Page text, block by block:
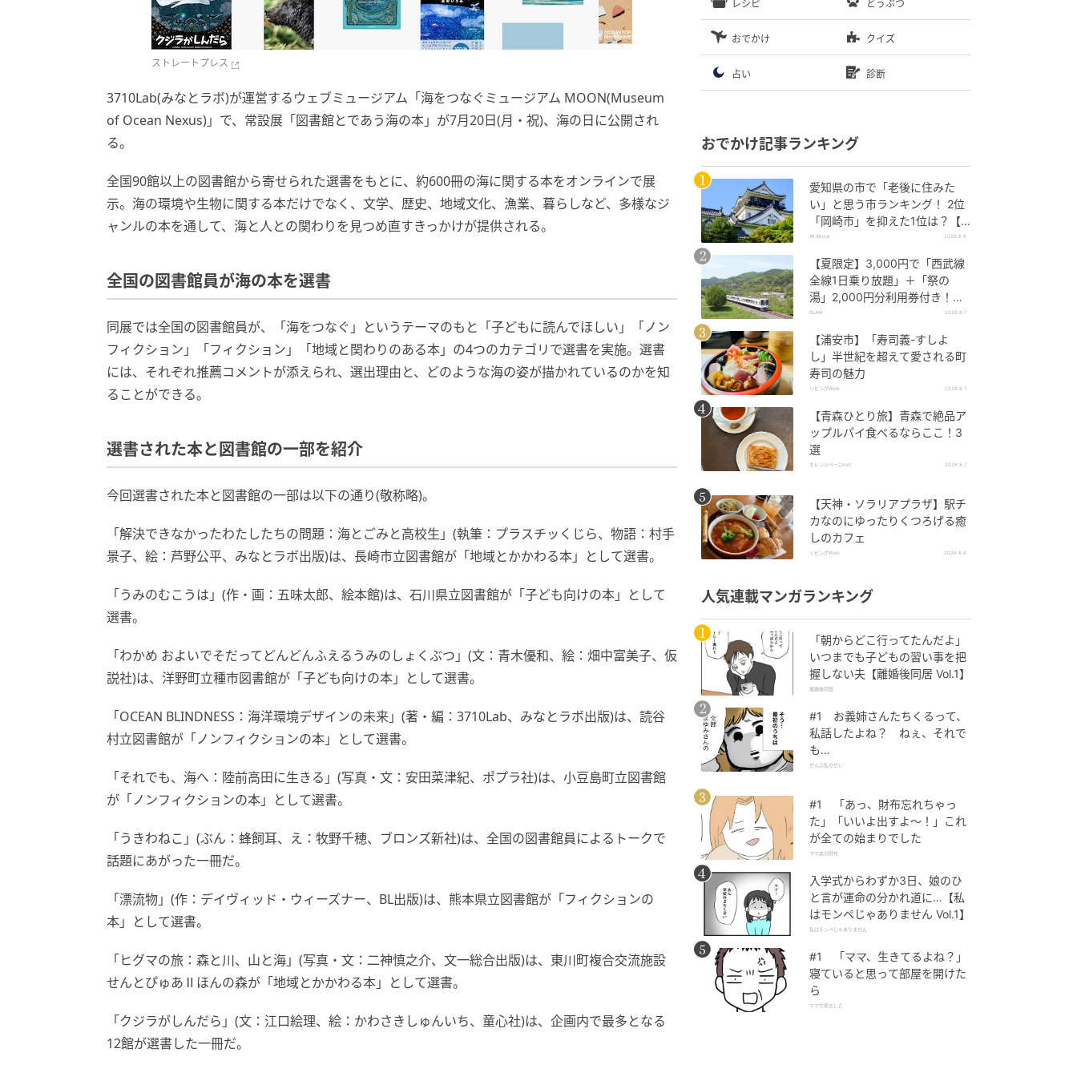
ストレートプレス
3710Lab(みなとラボ)が運営するウェブミュージアム「海をつなぐミュージアム MOON(Museum
of Ocean Nexus)」で、常設展「図書館とであう海の本」が7月20日(月・祝)、海の日に公開され
る。
全国90館以上の図書館から寄せられた選書をもとに、約600冊の海に関する本をオンラインで展
示。海の環境や生物に関する本だけでなく、文学、歴史、地域文化、漁業、暮らしなど、多様なジ
ャンルの本を通して、海と人との関わりを見つめ直すきっかけが提供される。
全国の図書館員が海の本を選書
同展では全国の図書館員が、「海をつなぐ」というテーマのもと「子どもに読んでほしい」「ノン
フィクション」「フィクション」「地域と関わりのある本」の4つのカテゴリで選書を実施。選書
には、それぞれ推薦コメントが添えられ、選出理由と、どのような海の姿が描かれているのかを知
ることができる。
選書された本と図書館の一部を紹介
今回選書された本と図書館の一部は以下の通り(敬称略)。
「解決できなかったわたしたちの問題：海とごみと高校生」(執筆：プラスチッくじら、物語：村手
景子、絵：芦野公平、みなとラボ出版)は、長崎市立図書館が「地域とかかわる本」として選書。
「うみのむこうは」(作・画：五味太郎、絵本館)は、石川県立図書館が「子ども向けの本」として
選書。
「わかめ およいでそだってどんどんふえるうみのしょくぶつ」(文：青木優和、絵：畑中富美子、仮
説社)は、洋野町立種市図書館が「子ども向けの本」として選書。
「OCEAN BLINDNESS：海洋環境デザインの未来」(著・編：3710Lab、みなとラボ出版)は、読谷
村立図書館が「ノンフィクションの本」として選書。
「それでも、海へ：陸前高田に生きる」(写真・文：安田菜津紀、ポプラ社)は、小豆島町立図書館
が「ノンフィクションの本」として選書。
「うきわねこ」(ぶん：蜂飼耳、え：牧野千穂、ブロンズ新社)は、全国の図書館員によるトークで
話題にあがった一冊だ。
「漂流物」(作：デイヴィッド・ウィーズナー、BL出版)は、熊本県立図書館が「フィクションの
本」として選書。
「ヒグマの旅：森と川、山と海」(写真・文：二神慎之介、文一総合出版)は、東川町複合交流施設
せんとぴゅあⅡほんの森が「地域とかかわる本」として選書。
「クジラがしんだら」(文：江口絵理、絵：かわさきしゅんいち、童心社)は、企画内で最多となる
12館が選書した一冊だ。
レシピ どうぶつ
おでかけ クイズ
占い 診断
おでかけ記事ランキング
愛知県の市で「老後に住みた
い」と思う市ランキング！ 2位
「岡崎市」を抑えた1位は？【2
026年調査】
All About 2026.8.6
【夏限定】3,000円で「西武線
全線1日乗り放題」＋「祭の
湯」2,000円分利用券付き！
『秩父 夏のおでかけきっぷ』で
GLAM 2026.8.7
【浦安市】「寿司義-すしよ
し」半世紀を超えて愛される町
寿司の魅力
リビングWeb 2026.8.7
【青森ひとり旅】青森で絶品ア
ップルパイ食べるならここ！3
選
オレンジページnet 2026.8.7
【天神・ソラリアプラザ】駅チ
カなのにゆったりくつろげる癒
しのカフェ
リビングWeb 2026.8.6
人気連載マンガランキング
「朝からどこ行ってたんだよ」
いつまでも子どもの習い事を把
握しない夫【離婚後同居 Vol.1】
離婚後同居
#1 お義姉さんたちくるって、
私話したよね？ ねぇ、それで
も…
ぜんぶ私のせい
#1 「あっ、財布忘れちゃっ
た」「いいよ出すよ〜！」これ
が全ての始まりでした
ママ友の財布
入学式からわずか3日、娘のひ
と言が運命の分かれ道に…【私
はモンペじゃありません Vol.1】
私はモンペじゃありません
#1 「ママ、生きてるよね？」
寝ていると思って部屋を開けた
ら
ママが家出した